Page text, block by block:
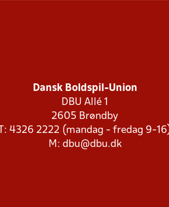
Dansk Boldspil-Union
DBU Allé 1
2605 Brøndby
T: 4326 2222 (mandag - fredag 9-
M: dbu@dbu.dk